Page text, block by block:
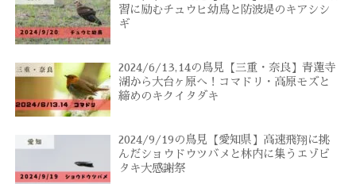
習に励むチュウヒ幼鳥と防波堤のキアシシ
ギ
2024/6/13,14の鳥見【三重・奈良】青蓮寺
湖から大台ヶ原へ！コマドリ・高原モズと
締めのキクイタダキ
2024/9/19の鳥見【愛知県】高速飛翔に挑
んだショウドウツバメと林内に集うエゾビ
タキ大感謝祭